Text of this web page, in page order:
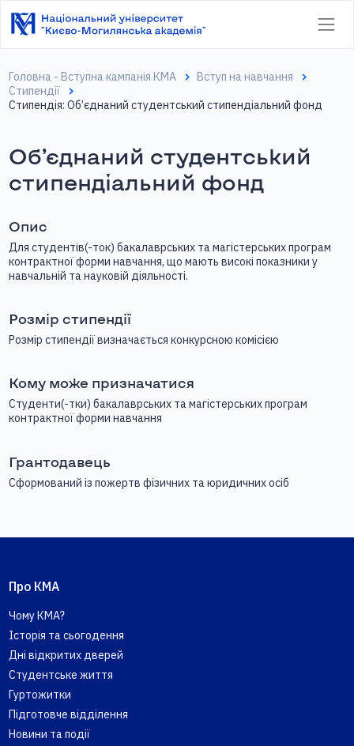
Головна - Вступна кампанія КМА
Вступ на навчання
Стипендії
Стипендія: Об’єднаний студентський стипендіальний фонд
Об’єднаний студентський
стипендіальний фонд
Опис
Для студентів(-ток) бакалаврських та магістерських програм
контрактної форми навчання, що мають високі показники у
навчальній та науковій діяльності.
Розмір стипендії
Розмір стипендії визначається конкурсною комісією
Кому може призначатися
Студенти(-тки) бакалаврських та магістерських програм
контрактної форми навчання
Грантодавець
Сформований із пожертв фізичних та юридичних осіб
Про КМА
Чому КМА?
Історія та сьогодення
Дні відкритих дверей
Студентське життя
Гуртожитки
Підготовче відділення
Новини та події